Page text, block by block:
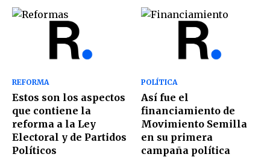
REFORMA
Estos son los aspectos
que contiene la
reforma a la Ley
Electoral y de Partidos
Políticos
POLÍTICA
Así fue el
financiamiento de
Movimiento Semilla
en su primera
campaña política